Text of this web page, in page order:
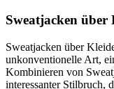
Sweatjacken über
Sweatjacken über
unkonventionelle Art,
Kombinieren von
interessanter Stilbruch,